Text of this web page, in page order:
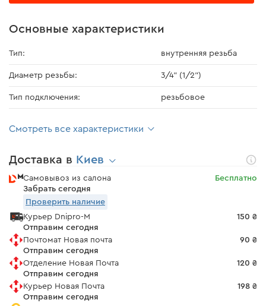
Основные характеристики
Тип: внутренняя резьба
Диаметр резьбы: 3/4" (1/2")
Тип подключения: резьбовое
Смотреть все характеристики
Доставка в Киев
Самовывоз из салона
Забрать сегодня
Бесплатно
Проверить наличие
Курьер Dnipro-M
Отправим сегодня
150 ₴
Почтомат Новая почта
Отправим сегодня
90 ₴
Отделение Новая Почта
Отправим сегодня
120 ₴
Курьер Новая Почта
Отправим сегодня
198 ₴